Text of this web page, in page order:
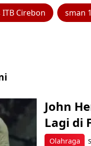
Cirebon sman
Olahraga
John
Lagi di